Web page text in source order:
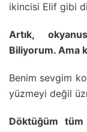
ikincisi Elif gibi
Artık,
Biliyorum. Ama
Benim sevgim
yüzmeyi değil
Döktüğüm